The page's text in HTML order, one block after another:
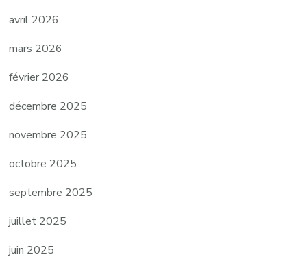
avril 2026
mars 2026
février 2026
décembre 2025
novembre 2025
octobre 2025
septembre 2025
juillet 2025
juin 2025